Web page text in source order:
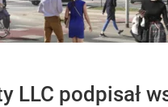
LLC podpisał